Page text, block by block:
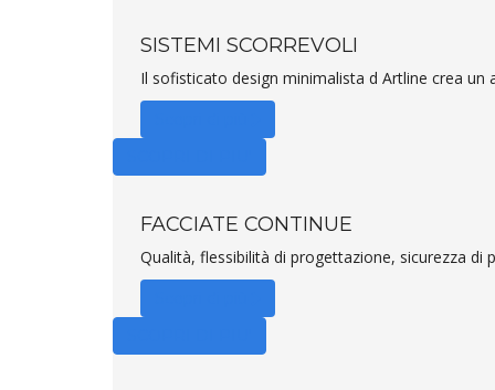
Lavorazione acciaio inox
DESIGN
SISTEMI SCORREVOLI
Il sofisticato design minimalista d Artline crea
FACCIATE CONTINUE
Qualità, flessibilità di progettazione, sicurezza di